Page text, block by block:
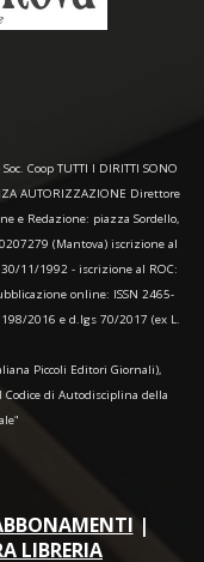
Coop TUTTI I DIRITTI SONO
AUTORIZZAZIONE Direttore
e Redazione: piazza Sordello,
(Mantova) iscrizione al
11/1992 - iscrizione al ROC:
online: ISSN 2465-
2016 e d.lgs 70/2017 (ex L.
Piccoli Editori Giornali),
Codice di Autodisciplina della
|
LIBRERIA